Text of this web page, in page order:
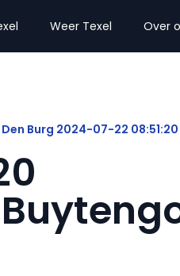
Weer Texel Over
Burg 2024-07-22 08:51:20